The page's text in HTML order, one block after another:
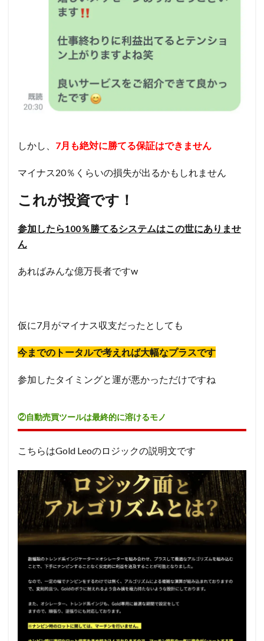
しかし、 7月も絶対に勝てる保証はできません
マイナス20％くらいの損失が出るかもしれません
これが投資です！
参加したら100％勝てるシステムはこの世にありませ
ん
あればみんな億万長者ですw
仮に7月がマイナス収支だったとしても
今までのトータルで考えれば大幅なプラスです
参加したタイミングと運が悪かっただけですね
②自動売買ツールは最終的に溶けるモノ
こちらはGold Leoのロジックの説明文です